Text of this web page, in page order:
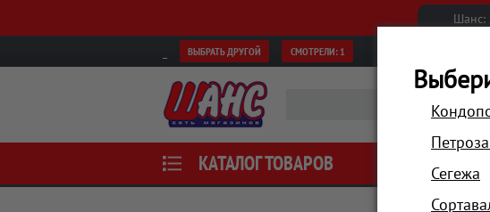
Шанс:
ВЫБРАТЬ ДРУГОЙ СМОТРЕЛИ: 1
КАТАЛОГ ТОВАРОВ АКЦИИСегежа